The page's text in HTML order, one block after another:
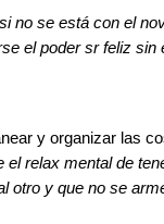
no se está con el
el poder sr feliz sin
y organizar las
el relax mental de
otro y que no se